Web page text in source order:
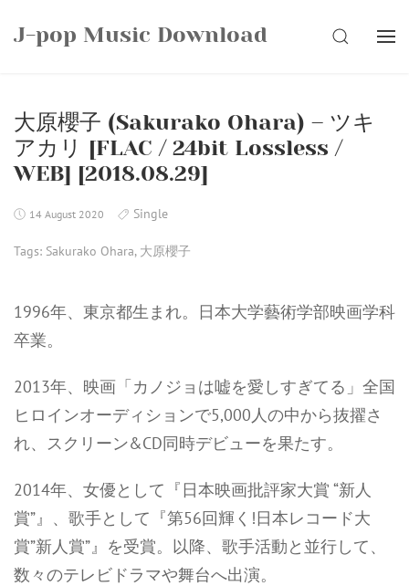
J-pop Music Download SEARCH
大原櫻子 (Sakurako Ohara) – ツキ
アカリ [FLAC / 24bit Lossless /
WEB] [2018.08.29]
14 August 2020 Single
Tags: Sakurako Ohara, 大原櫻子
1996年、東京都生まれ。日本大学藝術学部映画学科
卒業。
2013年、映画「カノジョは嘘を愛しすぎてる」全国
ヒロインオーディションで5,000人の中から抜擢さ
れ、スクリーン&CD同時デビューを果たす。
2014年、女優として『日本映画批評家大賞 “新人
賞”』、歌手として『第56回輝く!日本レコード大
賞”新人賞”』を受賞。以降、歌手活動と並行して、
数々のテレビドラマや舞台へ出演。